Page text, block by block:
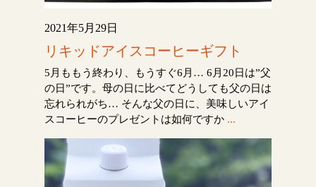
2021年5月29日
リキッドアイスコーヒーギフト
5月ももう終わり、もうすぐ6月… 6月20日は”父
の日”です。母の日に比べてどうしても父の日は
忘れられがち… そんな父の日に、美味しいアイ
スコーヒーのプレゼントは如何ですか ...